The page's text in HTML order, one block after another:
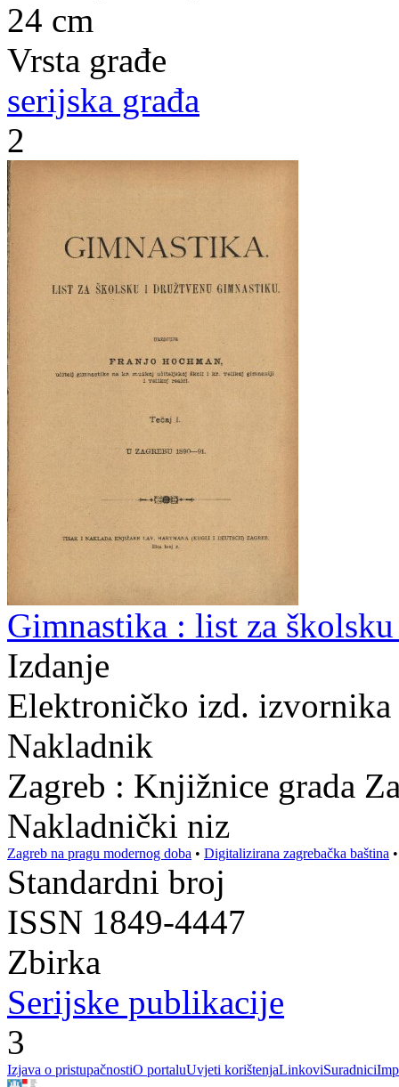
24 cm
Vrsta građe
serijska građa
2
Gimnastika : list za
Izdanje
Elektroničko izd.
Nakladnik
Zagreb : Knjižnice grada
Nakladnički niz
Zagreb na pragu modernog doba • Digitalizirana zagrebačka baština
Standardni broj
ISSN 1849-4447
Zbirka
Serijske publikacije
3
Izjava o pristupačnostiO portaluUvjeti korištenjaLinkoviSuradnici